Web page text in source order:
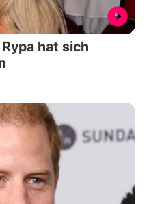
hat sich